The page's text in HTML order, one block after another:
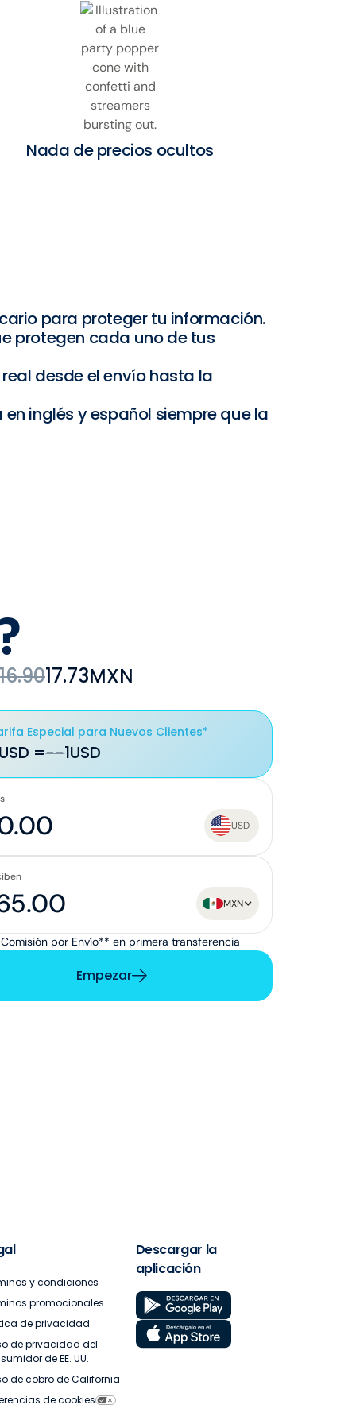
Nada de precios ocultos
para proteger tu información.
protegen cada uno de tus
desde el envío hasta la
inglés y español siempre que la
16.9017.73MXN
Especial para Nuevos Clientes*
=--1USD
USD
MXN
por Envío** en primera transferencia
Empezar
y condiciones
promocionales
de privacidad
de privacidad del
de EE. UU.
de cobro de California
de cookies
Descargar la
aplicación